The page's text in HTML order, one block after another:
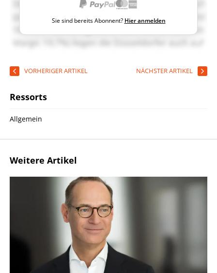
Sie sind bereits Abonnent? Hier anmelden
VORHERIGER ARTIKEL NÄCHSTER ARTIKEL
Ressorts
Allgemein
Weitere Artikel